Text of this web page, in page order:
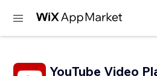
YouTube Video